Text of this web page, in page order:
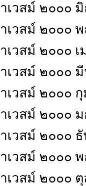
เวสม์ ๒๐๐๐
เวสม์ ๒๐๐๐
เวสม์ ๒๐๐๐
เวสม์ ๒๐๐๐
เวสม์ ๒๐๐๐
เวสม์ ๒๐๐๐
เวสม์ ๒๐๐๐
เวสม์ ๒๐๐๐
เวสม์ ๒๐๐๐